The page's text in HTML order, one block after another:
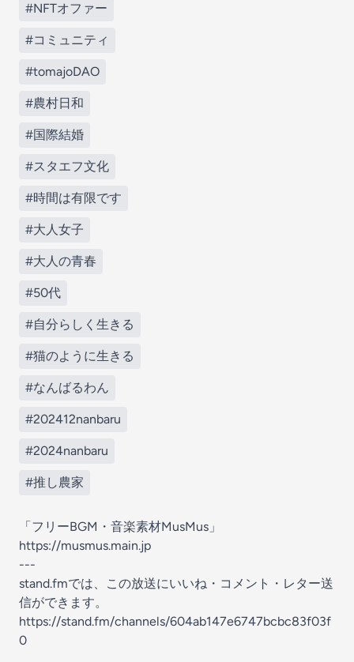
#NFTオファー
#コミュニティ
#tomajoDAO
#農村日和
#国際結婚
#スタエフ文化
#時間は有限です
#大人女子
#大人の青春
#50代
#自分らしく生きる
#猫のように生きる
#なんばるわん
#202412nanbaru
#2024nanbaru
#推し農家
「フリーBGM・音楽素材MusMus」
https://musmus.main.jp
---
stand.fmでは、この放送にいいね・コメント・レター送
信ができます。
https://stand.fm/channels/604ab147e6747bcbc83f03f
0